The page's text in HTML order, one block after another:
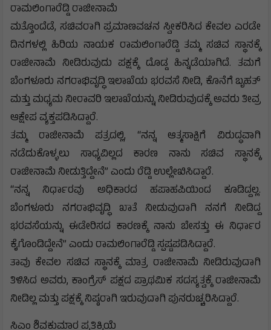
ರಾಮಲಿಂಗಾರೆಡ್ಡಿ ರಾಜೀನಾಮೆ
ಮತ್ತೊಂದೆಡೆ, ಸಚಿವರಾಗಿ ಪ್ರಮಾಣವಚನ ಸ್ವೀಕರಿಸಿದ ಕೇವಲ ಎರಡೇ
ದಿನಗಳಲ್ಲಿ ಹಿರಿಯ ನಾಯಕ ರಾಮಲಿಂಗಾರೆಡ್ಡಿ ತಮ್ಮ ಸಚಿವ ಸ್ಥಾನಕ್ಕೆ
ರಾಜೀನಾಮೆ ನೀಡಿರುವುದು ಪಕ್ಷಕ್ಕೆ ದೊಡ್ಡ ಹಿನ್ನಡೆಯಾಗಿದೆ. ತಮಗೆ
ಬೆಂಗಳೂರು ನಗರಾಭಿವೃದ್ಧಿ ಇಲಾಖೆಯ ಭರವಸೆ ನೀಡಿ, ಕೊನೆಗೆ ಬೃಹತ್
ಮತ್ತು ಮಧ್ಯಮ ನೀರಾವರಿ ಇಲಾಖೆಯನ್ನು ನೀಡಿರುವುದಕ್ಕೆ ಅವರು ತೀವ್ರ
ಆಕ್ಷೇಪ ವ್ಯಕ್ತಪಡಿಸಿದ್ದಾರೆ.
ತಮ್ಮ ರಾಜೀನಾಮೆ ಪತ್ರದಲ್ಲಿ, “ನನ್ನ ಆತ್ಮಸಾಕ್ಷಿಗೆ ವಿರುದ್ಧವಾಗಿ
ನಡೆದುಕೊಳ್ಳಲು ಸಾಧ್ಯವಿಲ್ಲದ ಕಾರಣ ನಾನು ಸಚಿವ ಸ್ಥಾನಕ್ಕೆ
ರಾಜೀನಾಮೆ ನೀಡುತ್ತಿದ್ದೇನೆ” ಎಂದು ರೆಡ್ಡಿ ಉಲ್ಲೇಖಿಸಿದ್ದಾರೆ.
“ನನ್ನ ನಿರ್ಧಾರವು ಅಧಿಕಾರದ ಹಪಾಹಪಿಯಿಂದ ಕೂಡಿದ್ದಲ್ಲ.
ಬೆಂಗಳೂರು ನಗರಾಭಿವೃದ್ಧಿ ಖಾತೆ ನೀಡುವುದಾಗಿ ನನಗೆ ನೀಡಿದ್ದ
ಭರವಸೆಯನ್ನು ಈಡೇರಿಸದ ಕಾರಣಕ್ಕೆ ನಾನು ಬೇಸತ್ತು ಈ ನಿರ್ಧಾರ
ಕೈಗೊಂಡಿದ್ದೇನೆ” ಎಂದು ರಾಮಲಿಂಗಾರೆಡ್ಡಿ ಸ್ಪಷ್ಟಪಡಿಸಿದ್ದಾರೆ.
ತಾವು ಕೇವಲ ಸಚಿವ ಸ್ಥಾನಕ್ಕೆ ಮಾತ್ರ ರಾಜೀನಾಮೆ ನೀಡಿರುವುದಾಗಿ
ತಿಳಿಸಿದ ಅವರು, ಕಾಂಗ್ರೆಸ್ ಪಕ್ಷದ ಪ್ರಾಥಮಿಕ ಸದಸ್ಯತ್ವಕ್ಕೆ ರಾಜೀನಾಮೆ
ನೀಡಿಲ್ಲ ಮತ್ತು ಪಕ್ಷಕ್ಕೆ ನಿಷ್ಠರಾಗಿ ಇರುವುದಾಗಿ ಪುನರುಚ್ಚರಿಸಿದ್ದಾರೆ.